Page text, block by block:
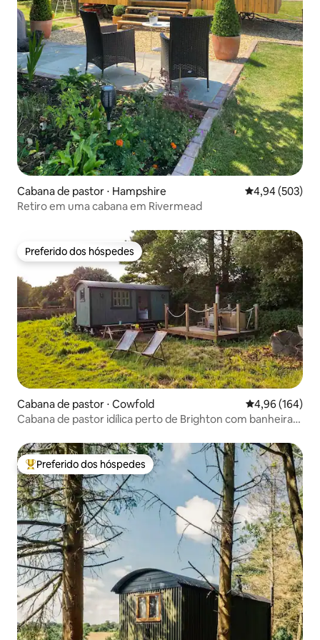
Cabana de pastor ⋅ Hampshire 4,94 de uma
4,94 (503)
Retiro em uma cabana em Rivermead
Preferido dos hóspedes
Preferido dos hóspedes
Cabana de pastor ⋅ Cowfold 4,96 de uma
4,96 (164)
Cabana de pastor idílica perto de Brighton com banheira
Entre os melhores preferidos dos hóspedes
Preferido dos hóspedes